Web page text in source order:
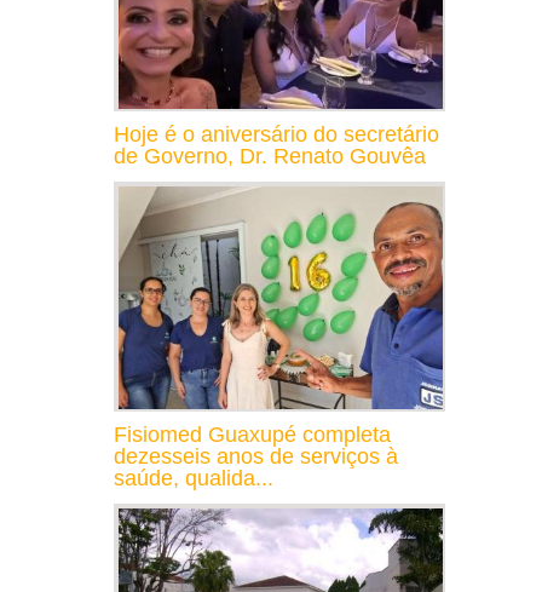
Hoje é o aniversário do secretário
de Governo, Dr. Renato Gouvêa
Fisiomed Guaxupé completa
dezesseis anos de serviços à
saúde, qualida...